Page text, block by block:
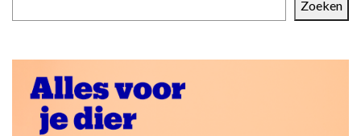
Zoeken